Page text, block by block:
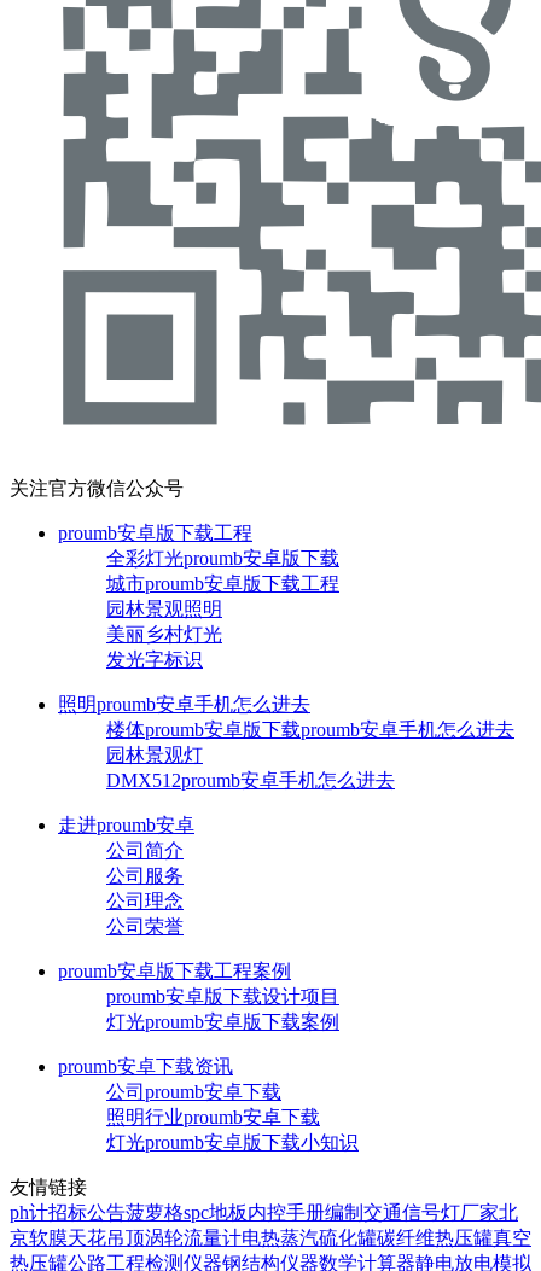
关注官方微信公众号
proumb安卓版下载工程
全彩灯光proumb安卓版下载
城市proumb安卓版下载工程
园林景观照明
美丽乡村灯光
发光字标识
照明proumb安卓手机怎么进去
楼体proumb安卓版下载proumb安卓手机怎么进去
园林景观灯
DMX512proumb安卓手机怎么进去
走进proumb安卓
公司简介
公司服务
公司理念
公司荣誉
proumb安卓版下载工程案例
proumb安卓版下载设计项目
灯光proumb安卓版下载案例
proumb安卓下载资讯
公司proumb安卓下载
照明行业proumb安卓下载
灯光proumb安卓版下载小知识
友情链接
ph计招标公告菠萝格spc地板内控手册编制 交通信号灯厂家北
京软膜天花吊顶涡轮流量计电热蒸汽硫化罐碳纤维热压罐真空
热压罐公路工程检测仪器钢结构仪器数学计算器静电放电模拟